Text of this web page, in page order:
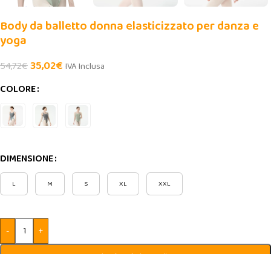
Body da balletto donna elasticizzato per danza e
yoga
54,72€35,02€ IVA Inclusa
COLORE
DIMENSIONE
L M S XL XXL
- +